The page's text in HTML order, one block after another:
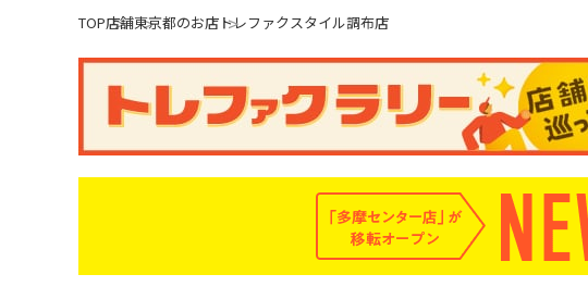
TOP店舗東京都のお店 トレファクスタイル調布店